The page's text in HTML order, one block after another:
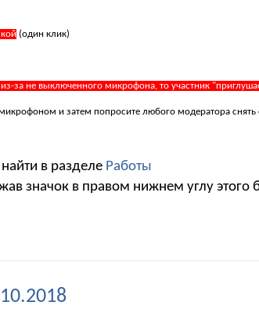
(один клик)
за не выключенного микрофона, то участник
микрофоном и затем попросите любого модератора
в разделе Работы
значок в правом нижнем углу этого